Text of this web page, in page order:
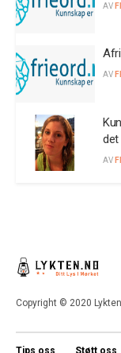
AV
AV
det
AV
Copyright © 2020
Tips oss Støtt oss